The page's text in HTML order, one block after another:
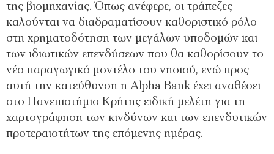
της βιομηχανίας. Όπως ανέφερε, οι τράπεζες
καλούνται να διαδραματίσουν καθοριστικό ρόλο
στη χρηματοδότηση των μεγάλων υποδομών και
των ιδιωτικών επενδύσεων που θα καθορίσουν το
νέο παραγωγικό μοντέλο του νησιού, ενώ προς
αυτή την κατεύθυνση η Alpha Bank έχει αναθέσει
στο Πανεπιστήμιο Κρήτης ειδική μελέτη για τη
χαρτογράφηση των κινδύνων και των επενδυτικών
προτεραιοτήτων της επόμενης ημέρας.